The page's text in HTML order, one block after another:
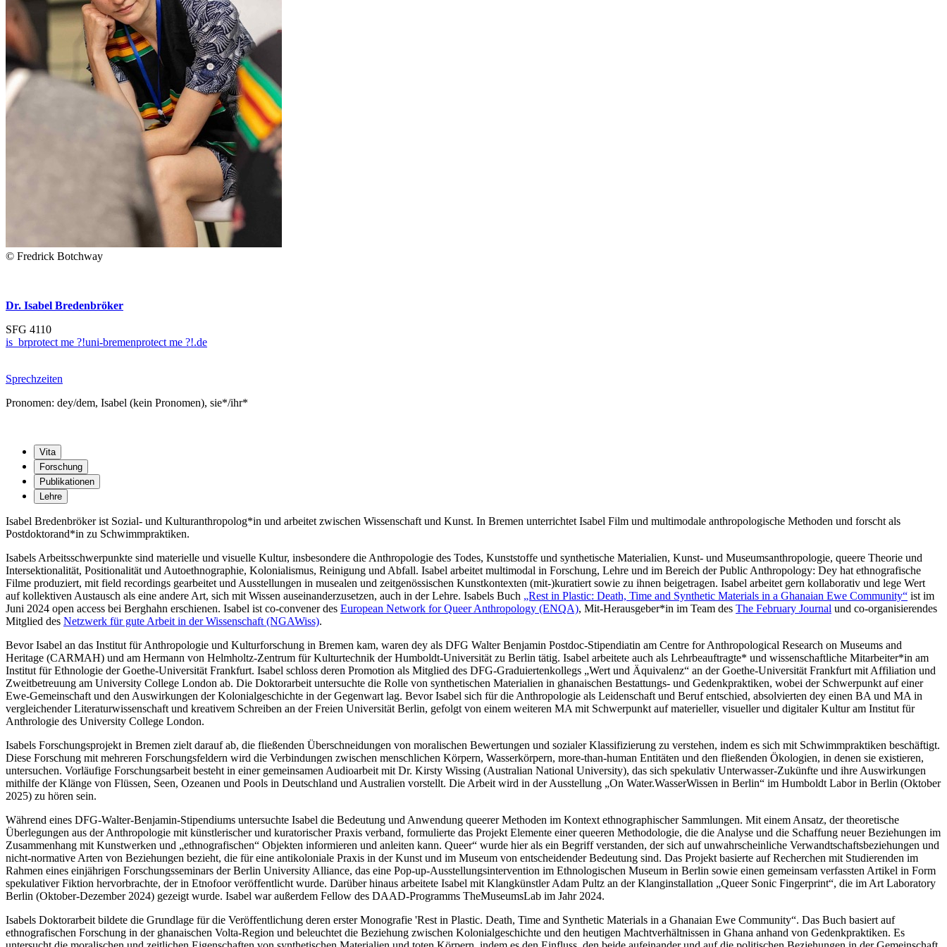
© Fredrick Botchway
Dr. Isabel Bredenbröker
SFG 4110
is_brprotect me ?!uni-bremenprotect me ?!.de
Sprechzeiten
Pronomen: dey/dem, Isabel (kein Pronomen), sie*/ihr*
Vita
Forschung
Publikationen
Lehre
Isabel Bredenbröker ist Sozial- und Kulturanthropolog*in und arbeitet zwischen Wissenschaft und Kunst. In Bremen unterrichtet Isabel Film und multimodale anthropologische Methoden und forscht als
Postdoktorand*in zu Schwimmpraktiken.
Isabels Arbeitsschwerpunkte sind materielle und visuelle Kultur, insbesondere die Anthropologie des Todes, Kunststoffe und synthetische Materialien, Kunst- und Museumsanthropologie, queere Theorie und
Intersektionalität, Positionalität und Autoethnographie, Kolonialismus, Reinigung und Abfall. Isabel arbeitet multimodal in Forschung, Lehre und im Bereich der Public Anthropology: Dey hat ethnografische
Filme produziert, mit field recordings gearbeitet und Ausstellungen in musealen und zeitgenössischen Kunstkontexten (mit-)kuratiert sowie zu ihnen beigetragen. Isabel arbeitet gern kollaborativ und lege Wert
auf kollektiven Austausch als eine andere Art, sich mit Wissen auseinanderzusetzen, auch in der Lehre. Isabels Buch „Rest in Plastic: Death, Time and Synthetic Materials in a Ghanaian Ewe Community“ ist im
Juni 2024 open access bei Berghahn erschienen. Isabel ist co-convener des European Network for Queer Anthropology (ENQA), Mit-Herausgeber*in im Team des The February Journal und co-organisierendes
Mitglied des Netzwerk für gute Arbeit in der Wissenschaft (NGAWiss).
Bevor Isabel an das Institut für Anthropologie und Kulturforschung in Bremen kam, waren dey als DFG Walter Benjamin Postdoc-Stipendiatin am Centre for Anthropological Research on Museums and
Heritage (CARMAH) und am Hermann von Helmholtz-Zentrum für Kulturtechnik der Humboldt-Universität zu Berlin tätig. Isabel arbeitete auch als Lehrbeauftragte* und wissenschaftliche Mitarbeiter*in am
Institut für Ethnologie der Goethe-Universität Frankfurt. Isabel schloss deren Promotion als Mitglied des DFG-Graduiertenkollegs „Wert und Äquivalenz“ an der Goethe-Universität Frankfurt mit Affiliation und
Zweitbetreuung am University College London ab. Die Doktorarbeit untersuchte die Rolle von synthetischen Materialien in ghanaischen Bestattungs- und Gedenkpraktiken, wobei der Schwerpunkt auf einer
Ewe-Gemeinschaft und den Auswirkungen der Kolonialgeschichte in der Gegenwart lag. Bevor Isabel sich für die Anthropologie als Leidenschaft und Beruf entschied, absolvierten dey einen BA und MA in
vergleichender Literaturwissenschaft und kreativem Schreiben an der Freien Universität Berlin, gefolgt von einem weiteren MA mit Schwerpunkt auf materieller, visueller und digitaler Kultur am Institut für
Anthrologie des University College London.
Isabels Forschungsprojekt in Bremen zielt darauf ab, die fließenden Überschneidungen von moralischen Bewertungen und sozialer Klassifizierung zu verstehen, indem es sich mit Schwimmpraktiken beschäftigt.
Diese Forschung mit mehreren Forschungsfeldern wird die Verbindungen zwischen menschlichen Körpern, Wasserkörpern, more-than-human Entitäten und den fließenden Ökologien, in denen sie existieren,
untersuchen. Vorläufige Forschungsarbeit besteht in einer gemeinsamen Audioarbeit mit Dr. Kirsty Wissing (Australian National University), das sich spekulativ Unterwasser-Zukünfte und ihre Auswirkungen
mithilfe der Klänge von Flüssen, Seen, Ozeanen und Pools in Deutschland und Australien vorstellt. Die Arbeit wird in der Ausstellung „On Water.WasserWissen in Berlin“ im Humboldt Labor in Berlin (Oktober
2025) zu hören sein.
Während eines DFG-Walter-Benjamin-Stipendiums untersuchte Isabel die Bedeutung und Anwendung queerer Methoden im Kontext ethnographischer Sammlungen. Mit einem Ansatz, der theoretische
Überlegungen aus der Anthropologie mit künstlerischer und kuratorischer Praxis verband, formulierte das Projekt Elemente einer queeren Methodologie, die die Analyse und die Schaffung neuer Beziehungen im
Zusammenhang mit Kunstwerken und „ethnografischen“ Objekten informieren und anleiten kann. Queer“ wurde hier als ein Begriff verstanden, der sich auf unwahrscheinliche Verwandtschaftsbeziehungen und
nicht-normative Arten von Beziehungen bezieht, die für eine antikoloniale Praxis in der Kunst und im Museum von entscheidender Bedeutung sind. Das Projekt basierte auf Recherchen mit Studierenden im
Rahmen eines einjährigen Forschungsseminars der Berlin University Alliance, das eine Pop-up-Ausstellungsintervention im Ethnologischen Museum in Berlin sowie einen gemeinsam verfassten Artikel in Form
spekulativer Fiktion hervorbrachte, der in Etnofoor veröffentlicht wurde. Darüber hinaus arbeitete Isabel mit Klangkünstler Adam Pultz an der Klanginstallation „Queer Sonic Fingerprint“, die im Art Laboratory
Berlin (Oktober-Dezember 2024) gezeigt wurde. Isabel war außerdem Fellow des DAAD-Programms TheMuseumsLab im Jahr 2024.
Isabels Doktorarbeit bildete die Grundlage für die Veröffentlichung deren erster Monografie 'Rest in Plastic. Death, Time and Synthetic Materials in a Ghanaian Ewe Community“. Das Buch basiert auf
ethnografischen Forschung in der ghanaischen Volta-Region und beleuchtet die Beziehung zwischen Kolonialgeschichte und den heutigen Machtverhältnissen in Ghana anhand von Gedenkpraktiken. Es